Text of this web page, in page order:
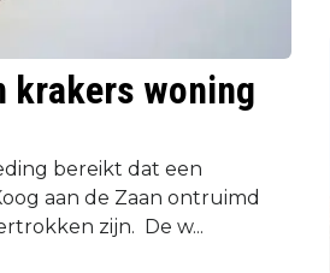
krakers woning
bereikt dat een
aan de Zaan ontruimd
zijn. De w...